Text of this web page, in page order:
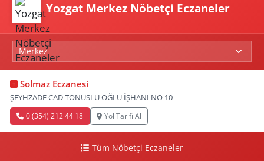
Yozgat Merkez Nöbetçi Eczaneler
Solmaz Eczanesi
ŞEYHZADE CAD TONUSLU OĞLU İŞHANI NO 10
0 (354) 212 44 18 Yol Tarifi Al
Tüm Nöbetçi Eczaneler